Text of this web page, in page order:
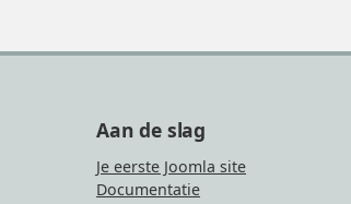
Aan de slag
Je eerste Joomla site
Documentatie